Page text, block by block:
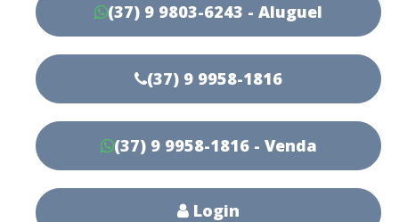
(37) 9 9803-6243 - Aluguel
(37) 9 9958-1816
(37) 9 9958-1816 - Venda
Login